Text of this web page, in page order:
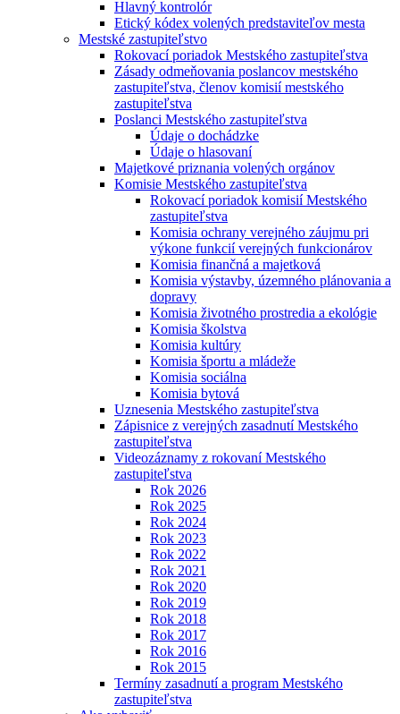
Hlavný kontrolór
Etický kódex volených predstaviteľov mesta
Mestské zastupiteľstvo
Rokovací poriadok Mestského zastupiteľstva
Zásady odmeňovania poslancov mestského
zastupiteľstva, členov komisií mestského
zastupiteľstva
Poslanci Mestského zastupiteľstva
Údaje o dochádzke
Údaje o hlasovaní
Majetkové priznania volených orgánov
Komisie Mestského zastupiteľstva
Rokovací poriadok komisií Mestského
zastupiteľstva
Komisia ochrany verejného záujmu pri
výkone funkcií verejných funkcionárov
Komisia finančná a majetková
Komisia výstavby, územného plánovania a
dopravy
Komisia životného prostredia a ekológie
Komisia školstva
Komisia kultúry
Komisia športu a mládeže
Komisia sociálna
Komisia bytová
Uznesenia Mestského zastupiteľstva
Zápisnice z verejných zasadnutí Mestského
zastupiteľstva
Videozáznamy z rokovaní Mestského
zastupiteľstva
Rok 2026
Rok 2025
Rok 2024
Rok 2023
Rok 2022
Rok 2021
Rok 2020
Rok 2019
Rok 2018
Rok 2017
Rok 2016
Rok 2015
Termíny zasadnutí a program Mestského
zastupiteľstva